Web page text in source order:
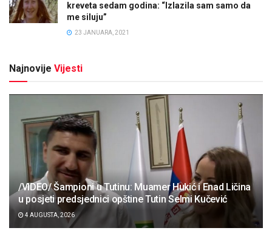
kreveta sedam godina: “Izlazila sam samo da
me siluju”
23 JANUARA, 2021
Najnovije Vijesti
/VIDEO/ Šampioni u Tutinu: Muamer Hukić i Enad Ličina
u posjeti predsjednici opštine Tutin Selmi Kučević
4 AUGUSTA, 2026